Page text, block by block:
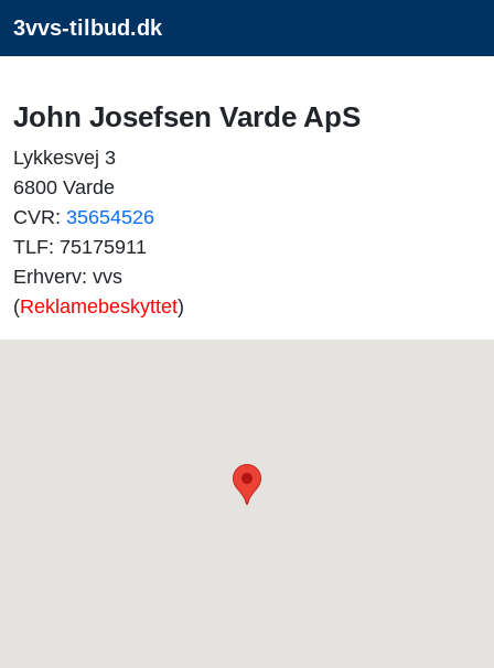
3vvs-tilbud.dk
John Josefsen Varde ApS
Lykkesvej 3
6800 Varde
CVR: 35654526
TLF: 75175911
Erhverv: vvs
(Reklamebeskyttet)